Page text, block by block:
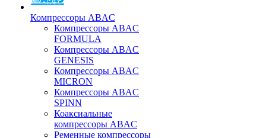
Компрессоры ABAC
Компрессоры ABAC
FORMULA
Компрессоры ABAC
GENESIS
Компрессоры ABAC
MICRON
Компрессоры ABAC
SPINN
Коаксиальные
компрессоры ABAC
Ременные компрессоры